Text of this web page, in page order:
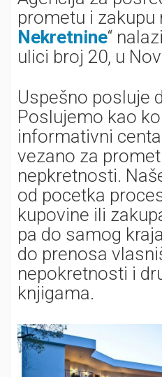
prometu i zakupu
Nekretnine“
ulici broj 20, u
Uspešno posluje
Poslujemo kao
informativni
vezano za
nepkretnosti.
od pocetka
kupovine ili
pa do samog
do prenosa
nepokretnosti i
knjigama.